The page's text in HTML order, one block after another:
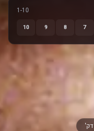
1-10
7
8
9
10